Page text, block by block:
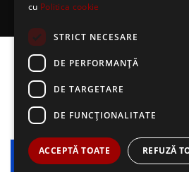
cu Politica cookie
STRICT NECESARE
DE PERFORMANȚĂ
DE TARGETARE
DE FUNCŢIONALITATE
ACCEPTĂ TOATE REFUZĂ